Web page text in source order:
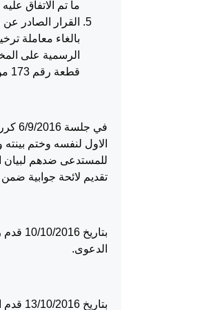
ما تم الاتفاق
بالغاء معاملة
قطعة رقم 173 من اراضي جينصافوط.
الاول لنفسه وختم
للمستدعى ضدهم لبيان
تقديم لائحة جوابية ضمن
الدعوى.